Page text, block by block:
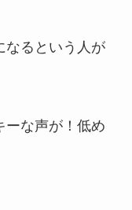
なるという人が
ーな声が！低め